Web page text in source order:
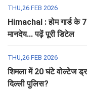
THU,26 FEB 2026
Himachal : होम गार्ड के
मानदेय... पढ़ें पूरी डिटेल
THU,26 FEB 2026
शिमला में 20 घंटे वोल्टेज
दिल्ली पुलिस?